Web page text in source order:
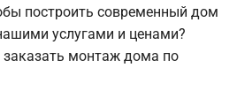
построить современный дом
услугами и ценами?
монтаж дома по